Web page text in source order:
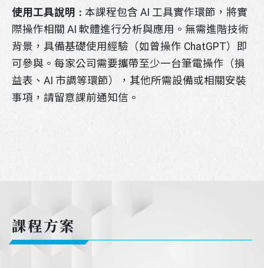
使用工具說明 ： 本課程包含 AI 工具實作環節，將實
際操作相關 AI 軟體進行分析與應用。無需進階技術
背景，具備基礎使用經驗（如曾操作 ChatGPT）即
可參與。每家公司需要攜帶至少一台筆電操作（損
益表、AI 市調等環節），其他所需設備或相關安裝
事項，請留意課前通知信。
課程方案